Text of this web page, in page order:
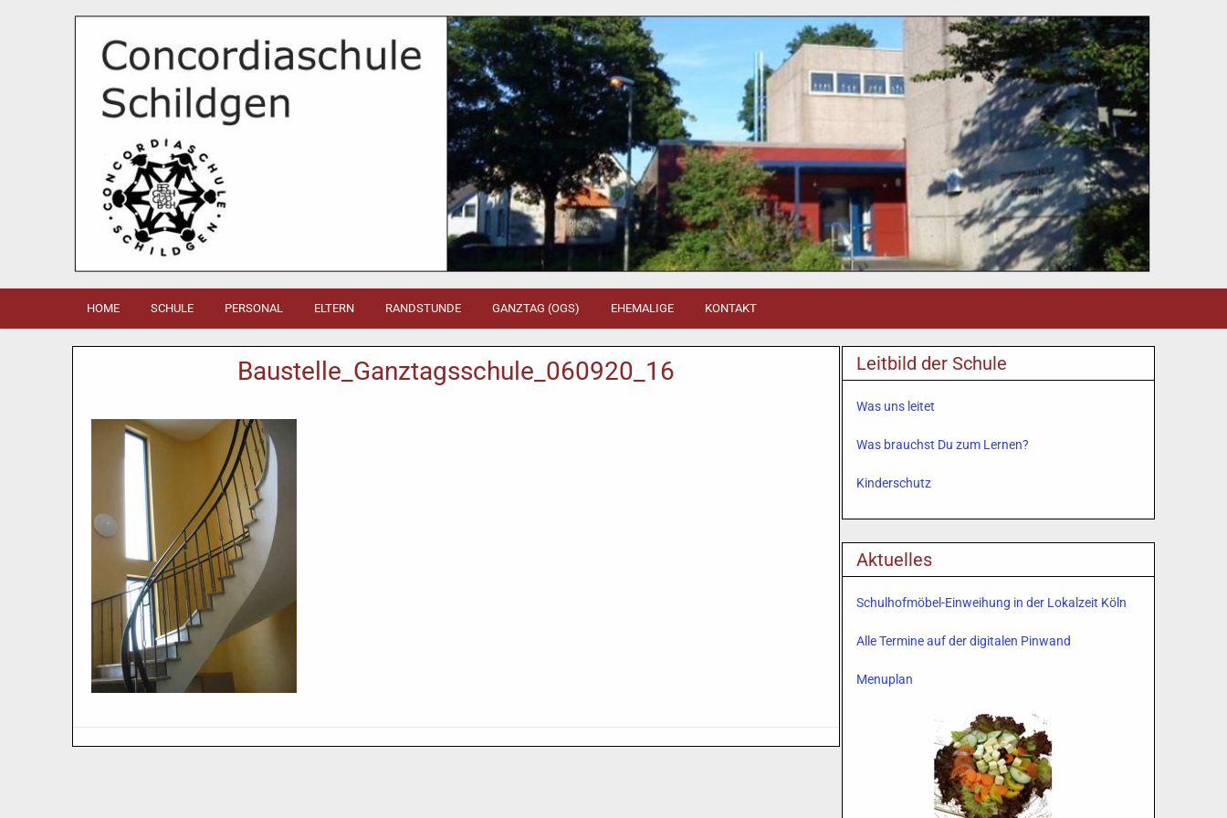
HOME SCHULE PERSONAL ELTERN RANDSTUNDE GANZTAG (OGS) EHEMALIGE KONTAKT
Baustelle_Ganztagsschule_060920_16 Leitbild der Schule
Was uns leitet
Was brauchst Du zum Lernen?
Kinderschutz
Aktuelles
Schulhofmöbel-Einweihung in der Lokalzeit Köln
Alle Termine auf der digitalen Pinwand
Menuplan